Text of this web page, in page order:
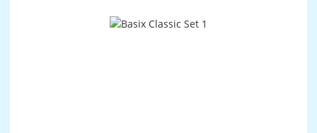
Bildergalerie überspringen